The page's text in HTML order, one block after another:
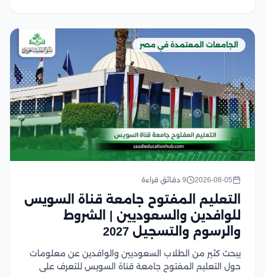
الجامعات المعتمدة في مصر
2026-08-05 9 دقائق قراءة
التعليم المفتوح جامعة قناة السويس
للوافدين والسعوديين | الشروط
والرسوم والتسجيل 2027
يبحث كثير من الطلاب السعوديين والوافدين عن معلومات
حول التعليم المفتوح جامعة قناة السويس للتعرف على